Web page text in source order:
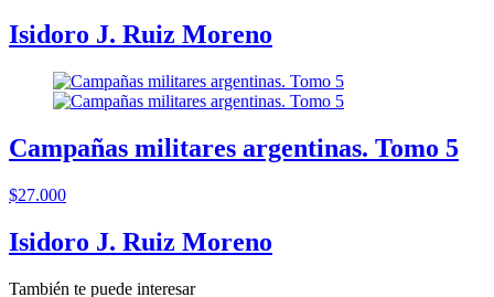
Isidoro J. Ruiz Moreno
Campañas militares argentinas. Tomo 5
$27.000
Isidoro J. Ruiz Moreno
También te puede interesar